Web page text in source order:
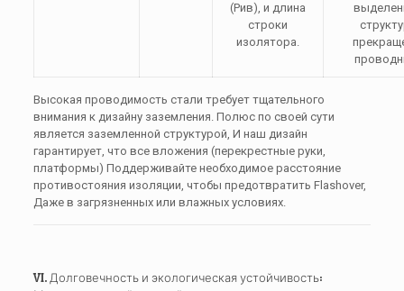
(Рив), и длина
строки
изолятора.
Высокая проводимость стали требует тщательного
внимания к дизайну заземления. Полюс по своей сути
является заземленной структурой, И наш дизайн
гарантирует, что все вложения (перекрестные руки,
платформы) Поддерживайте необходимое расстояние
противостояния изоляции, чтобы предотвратить Flashover,
Даже в загрязненных или влажных условиях.
VI. Долговечность и экологическая устойчивость: